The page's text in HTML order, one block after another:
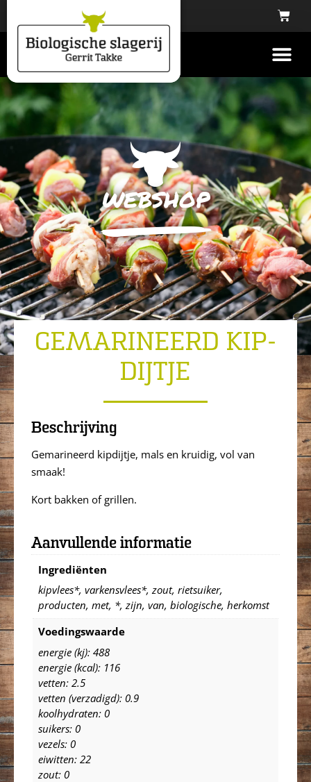
webshop
GEMARINEERD KIP-
DIJTJE
Beschrijving
Gemarineerd kipdijtje, mals en kruidig, vol van
smaak!
Kort bakken of grillen.
Aanvullende informatie
Ingrediënten
kipvlees*, varkensvlees*, zout, rietsuiker,
producten, met, *, zijn, van, biologische, herkomst
Voedingswaarde
energie (kj): 488
energie (kcal): 116
vetten: 2.5
vetten (verzadigd): 0.9
koolhydraten: 0
suikers: 0
vezels: 0
eiwitten: 22
zout: 0